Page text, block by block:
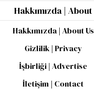
Hakkımızda | About
Hakkımızda | About Us
Gizlilik | Privacy
İşbirliği | Advertise
İletişim | Contact